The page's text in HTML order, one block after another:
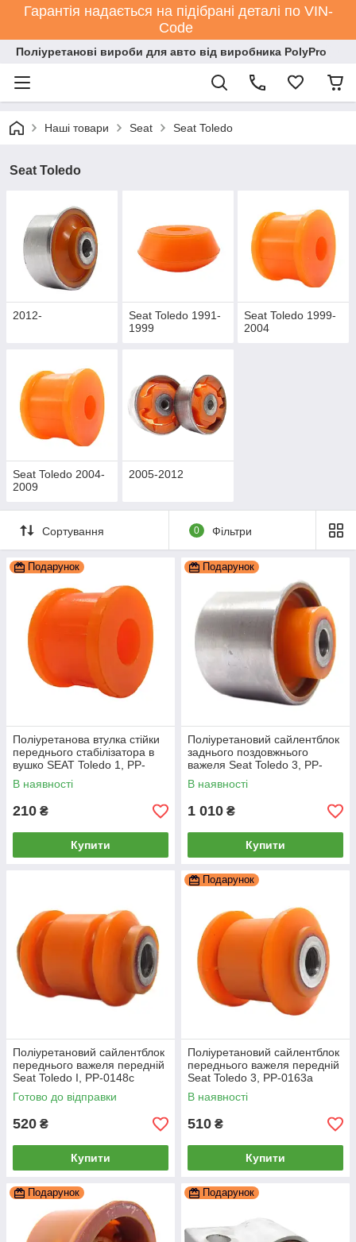
Гарантія надається на підібрані деталі по VIN-
Code
Поліуретанові вироби для авто від виробника PolyPro
Наші товари Seat Seat Toledo
Seat Toledo
2012-
Seat Toledo 1991-
1999
Seat Toledo 1999-
2004
Seat Toledo 2004-
2009
2005-2012
Сортування 0 Фільтри
Подарунок
Поліуретанова втулка стійки
переднього стабілізатора в
вушко SEAT Toledo 1, PP-
0012a
В наявності
210 ₴
Купити
Подарунок
Поліуретановий сайлентблок
заднього поздовжнього
важеля Seat Toledo 3, PP-
0122b
В наявності
1 010 ₴
Купити
Поліуретановий сайлентблок
переднього важеля передній
Seat Toledo I, PP-0148c
Готово до відправки
520 ₴
Купити
Подарунок
Поліуретановий сайлентблок
переднього важеля передній
Seat Toledo 3, PP-0163a
В наявності
510 ₴
Купити
Подарунок Подарунок